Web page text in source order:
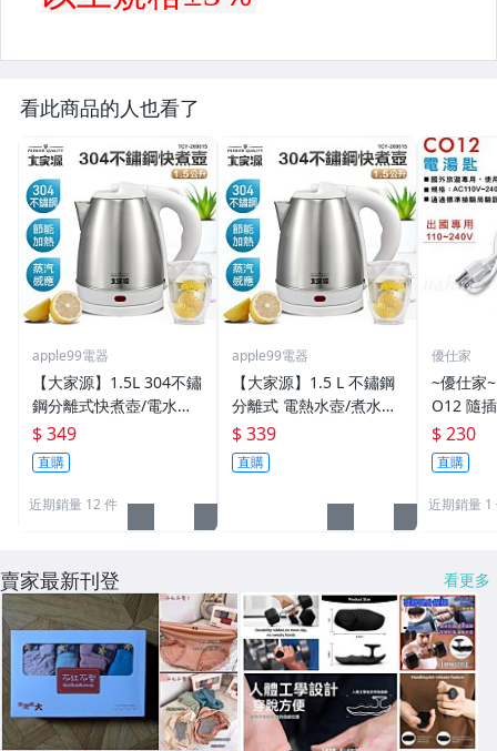
看此商品的人也看了
apple99電器
【大家源】1.5L 304不鏽
鋼分離式快煮壺/電水壺-
按壓式上蓋TCY-269015
白色(TCY-2715)
$ 349
直購
近期銷量 12 件
apple99電器
【大家源】1.5 L 不鏽鋼
分離式 電熱水壺/煮水壺/
快煮壺/電茶壺 TCY-271
5 勝TCY-2722/2762
$ 339
直購
優仕家
~優仕家
O12 隨
110V-
$ 230
直購
近期銷量 1
賣家最新刊登 看更多